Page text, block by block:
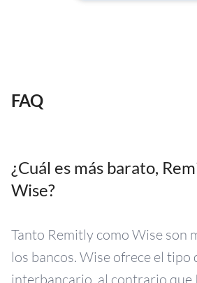
FAQ
¿Cuál es más barato,
Wise?
Tanto Remitly como Wise son
los bancos. Wise ofrece el tipo
interbancario, al contrario que